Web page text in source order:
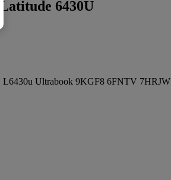
6430U
L6430u Ultrabook 9KGF8 6FNTV 7HRJW